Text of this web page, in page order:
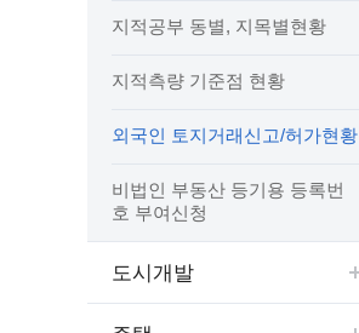
예산집행실명공개
공공시설물 설치 비용 공개
인사운영통계
주민자치센터
고향사랑기부제
세움터(건축 행정 시스템)
위치안내
지적공부 동별, 지목별현황
지적측량 기준점 현황
외국인 토지거래신고/허가현황
비법인 부동산 등기용 등록번
호 부여신청
도시개발